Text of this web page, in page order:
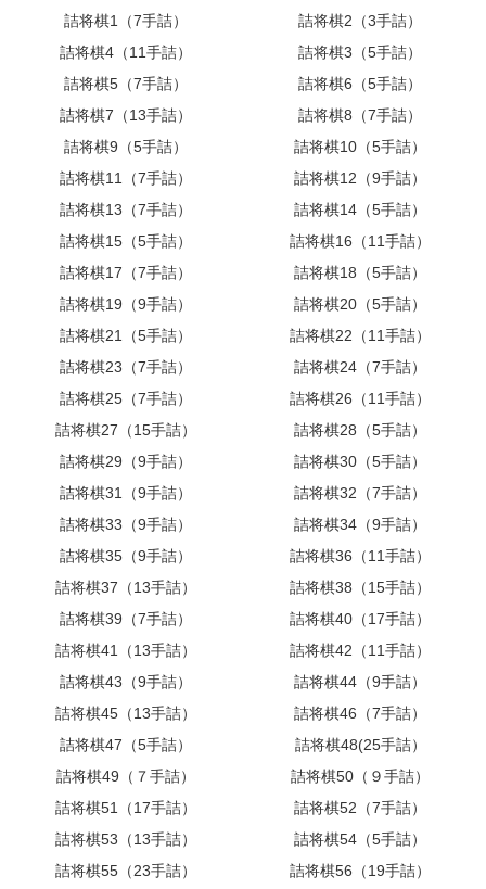
詰将棋1（7手詰）
詰将棋2（3手詰）
詰将棋4（11手詰）
詰将棋3（5手詰）
詰将棋5（7手詰）
詰将棋6（5手詰）
詰将棋7（13手詰）
詰将棋8（7手詰）
詰将棋9（5手詰）
詰将棋10（5手詰）
詰将棋11（7手詰）
詰将棋12（9手詰）
詰将棋13（7手詰）
詰将棋14（5手詰）
詰将棋15（5手詰）
詰将棋16（11手詰）
詰将棋17（7手詰）
詰将棋18（5手詰）
詰将棋19（9手詰）
詰将棋20（5手詰）
詰将棋21（5手詰）
詰将棋22（11手詰）
詰将棋23（7手詰）
詰将棋24（7手詰）
詰将棋25（7手詰）
詰将棋26（11手詰）
詰将棋27（15手詰）
詰将棋28（5手詰）
詰将棋29（9手詰）
詰将棋30（5手詰）
詰将棋31（9手詰）
詰将棋32（7手詰）
詰将棋33（9手詰）
詰将棋34（9手詰）
詰将棋35（9手詰）
詰将棋36（11手詰）
詰将棋37（13手詰）
詰将棋38（15手詰）
詰将棋39（7手詰）
詰将棋40（17手詰）
詰将棋41（13手詰）
詰将棋42（11手詰）
詰将棋43（9手詰）
詰将棋44（9手詰）
詰将棋45（13手詰）
詰将棋46（7手詰）
詰将棋47（5手詰）
詰将棋48(25手詰）
詰将棋49（７手詰）
詰将棋50（９手詰）
詰将棋51（17手詰）
詰将棋52（7手詰）
詰将棋53（13手詰）
詰将棋54（5手詰）
詰将棋55（23手詰）
詰将棋56（19手詰）